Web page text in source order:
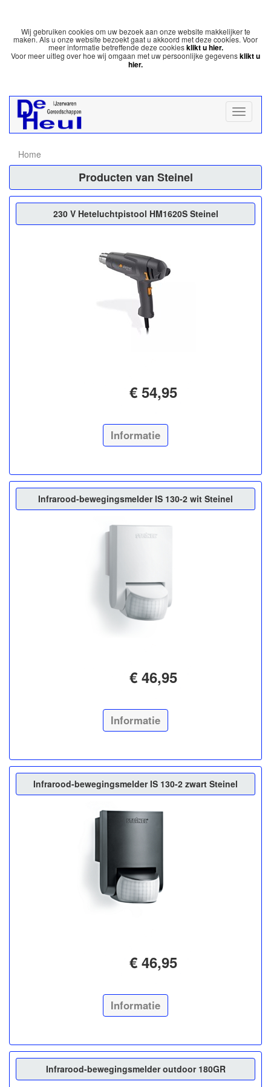
Wij gebruiken cookies om uw bezoek aan onze website makkelijker te
maken. Als u onze website bezoekt gaat u akkoord met deze cookies. Voor
meer informatie betreffende deze cookiesklikt u hier.
Voor meer uitleg over hoe wij omgaan met uw persoonlijke gegevensklikt u
hier.
Home
Producten van Steinel
230 V Heteluchtpistool HM1620S Steinel
€ 54,95
Informatie
Infrarood-bewegingsmelder IS 130-2 wit Steinel
€ 46,95
Informatie
Infrarood-bewegingsmelder IS 130-2 zwart Steinel
€ 46,95
Informatie
Infrarood-bewegingsmelder outdoor 180GR